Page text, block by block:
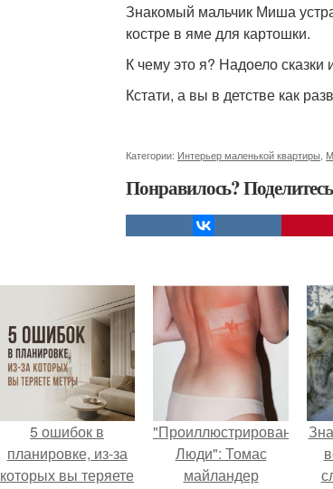
Знакомый мальчик Миша
костре в яме для картошки.
К чему это я? Надоело
Кстати, а вы в детстве как
Категории: Интерьер маленькой квартиры
Понравилось?
5 ошибок в
планировке, из-за
которых вы теряете
"Проиллюстрированные
Люди": Томас
майландер